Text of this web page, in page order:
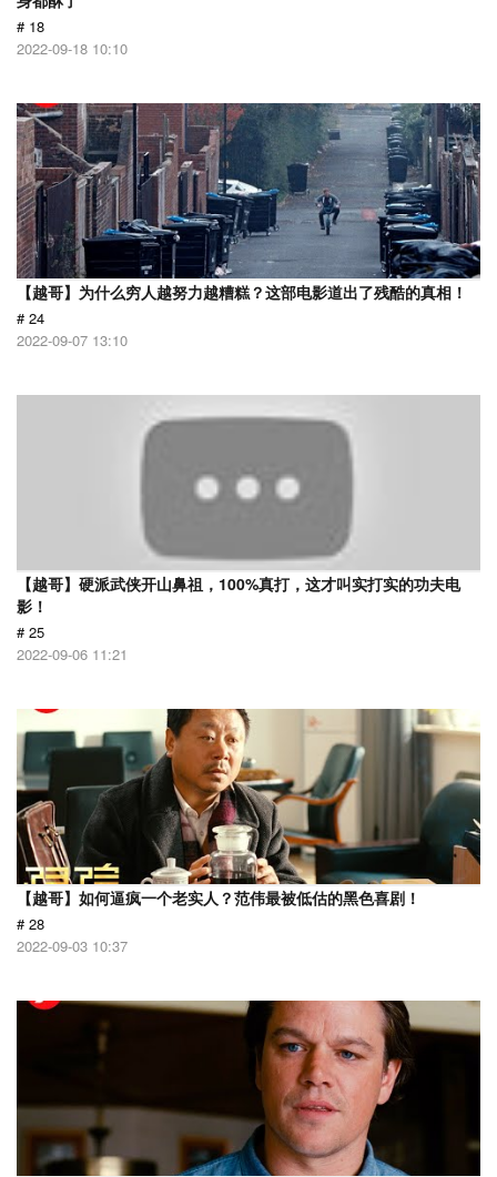
# 18
2022-09-18 10:10
【越哥】为什么穷人越努力越糟糕？这部电影道出了残酷的真相！
# 24
2022-09-07 13:10
【越哥】硬派武侠开山鼻祖，100%真打，这才叫实打实的功夫电
影！
# 25
2022-09-06 11:21
【越哥】如何逼疯一个老实人？范伟最被低估的黑色喜剧！
# 28
2022-09-03 10:37